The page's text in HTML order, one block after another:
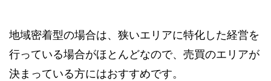
地域密着型の場合は、狭いエリアに特化した経営を
行っている場合がほとんどなので、売買のエリアが
決まっている方にはおすすめです。